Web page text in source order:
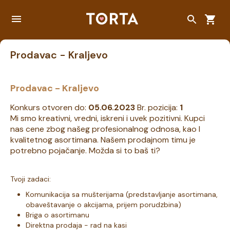
Prodavac - Kraljevo
Prodavac - Kraljevo
Konkurs otvoren do: 05.06.2023Br. pozicija: 1
Mi smo kreativni, vredni, iskreni i uvek pozitivni. Kupci
nas cene zbog našeg profesionalnog odnosa, kao I
kvalitetnog asortimana. Našem prodajnom timu je
potrebno pojačanje. Možda si to baš ti?
Tvoji zadaci:
Komunikacija sa mušterijama (predstavljanje asortimana,
obaveštavanje o akcijama, prijem porudzbina)
Briga o asortimanu
Direktna prodaja - rad na kasi